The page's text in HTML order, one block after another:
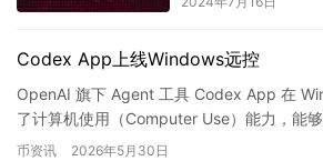
Codex App上线Windows远控
OpenAI 旗下 Agent 工具 Codex App 在
了计算机使用（Computer Use）能力，能
标点击和键盘输入直…
币资讯 2026年5月30日